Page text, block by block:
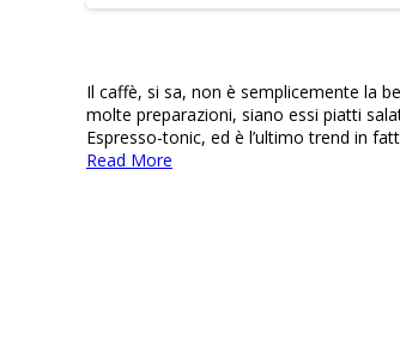
Il caffè, si sa, non è semplicemente la
molte preparazioni, siano essi piatti
Espresso-tonic, ed è l’ultimo trend in
Read More